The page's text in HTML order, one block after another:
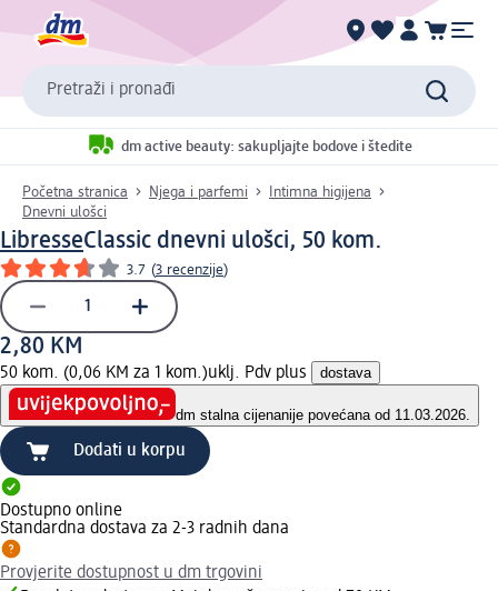
Pretraži i pronađi
dm active beauty: sakupljajte bodove i štedite
Početna stranica Njega i parfemi
Intimna higijena
Dnevni ulošci
LibresseClassic dnevni ulošci, 50 kom.
3.7 (3 recenzije)
2,80 KM
50 kom. (0,06 KM za 1 kom.)uklj. Pdv plus dostava
dm stalna cijenanije povećana od 11.03.2026.
Dodati u korpu
Dostupno online
Standardna dostava za 2-3 radnih dana
Provjerite dostupnost u dm trgovini